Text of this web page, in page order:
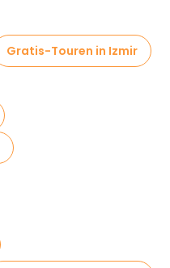
Gratis-Touren in Izmir